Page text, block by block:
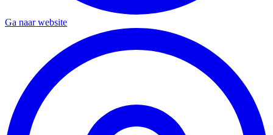
Ga naar website